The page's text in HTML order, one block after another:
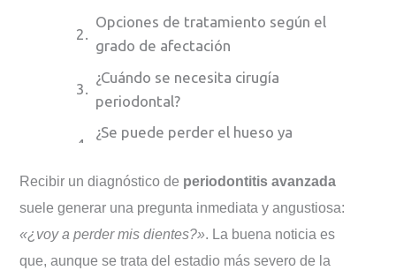
Opciones de tratamiento según el
grado de afectación
¿Cuándo se necesita cirugía
periodontal?
¿Se puede perder el hueso ya
¿Qué pronóstico tienen los dientes con
periodontitis avanzada?
Preguntas frecuentes sobre
periodontitis avanzada
Recibir un diagnóstico de periodontitis avanzada
suele generar una pregunta inmediata y angustiosa:
«¿voy a perder mis dientes?». La buena noticia es
que, aunque se trata del estadio más severo de la